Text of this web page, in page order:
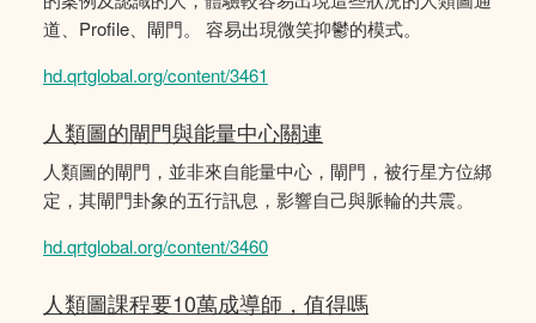
道、Profile、閘門。 容易出現微笑抑鬱的模式。
hd.qrtglobal.org/content/3461
人類圖的閘門與能量中心關連
人類圖的閘門，並非來自能量中心，閘門，被行星方位綁
定，其閘門卦象的五行訊息，影響自己與脈輪的共震。
hd.qrtglobal.org/content/3460
人類圖課程要10萬成導師，值得嗎